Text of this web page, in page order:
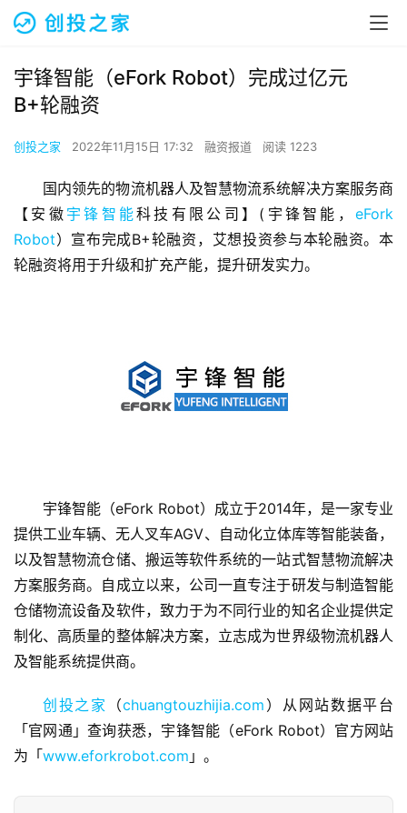
首
页
融
资
报
道
商
业
观
宇锋智能（eFork Robot）完成过亿元
B+轮融资
创投之家 2022年11月15日 17:32 融资报道 阅读 1223
国内领先的物流机器人及智慧物流系统解决方案服务商
【安徽 宇锋智能科技有限公司】(宇锋智能，eFork
Robot）宣布完成B+轮融资，艾想投资参与本轮融资。本
轮融资将用于升级和扩充产能，提升研发实力。
宇锋智能（eFork Robot）成立于2014年，是一家专业
提供工业车辆、无人叉车AGV、自动化立体库等智能装备，
以及智慧物流仓储、搬运等软件系统的一站式智慧物流解决
方案服务商。自成立以来，公司一直专注于研发与制造智能
仓储物流设备及软件，致力于为不同行业的知名企业提供定
制化、高质量的整体解决方案，立志成为世界级物流机器人
及智能系统提供商。
创投之家 （chuangtouzhijia.com ）从网站数据平台
「官网通」查询获悉，宇锋智能（eFork Robot）官方网站
为「www.eforkrobot.com 」。